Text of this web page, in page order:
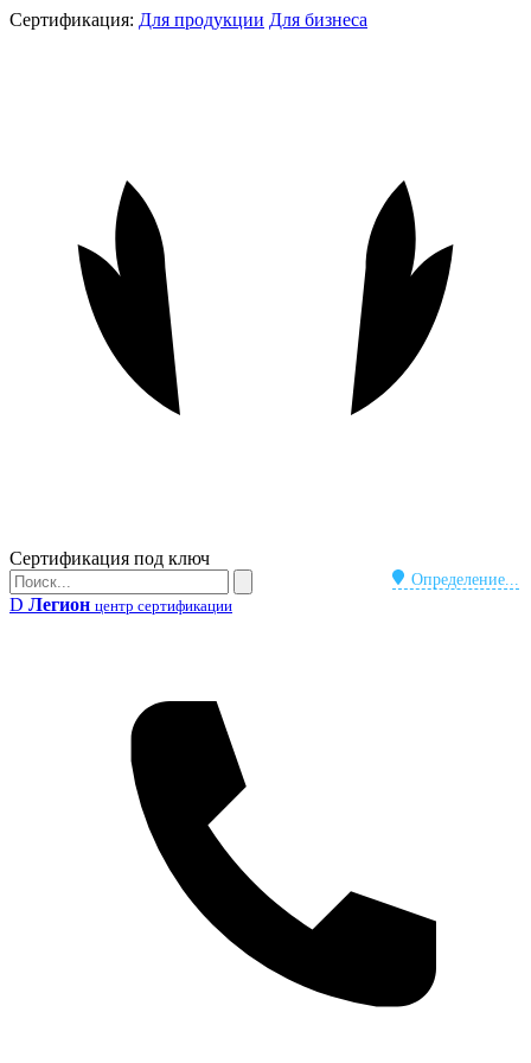
Сертификация: Для продукции Для бизнеса
Бейдж
Сертификация под ключ
Определение...
Поиск
Поиск
D Легион центр сертификации